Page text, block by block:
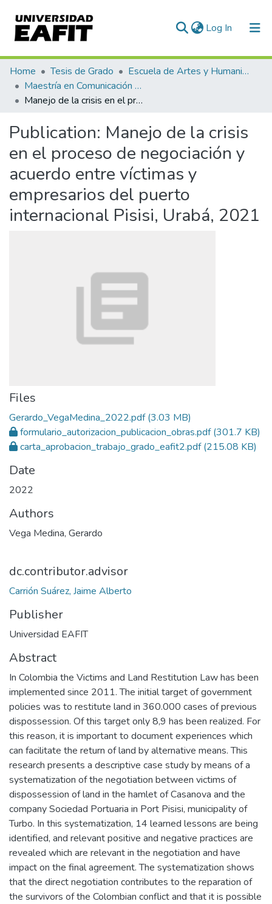
Log In (current)
Communities & Collections
All of DSpace
Home Tesis de Grado
Escuela de Artes y Humanidades
Maestría en Comunicación Política (tesis)
Manejo de la crisis en el proceso de negociación y acuerdo entre víctimas y empresarios del puerto internacional Pisisi, Urabá, 2021
Publication: Manejo de la crisis
en el proceso de negociación y
acuerdo entre víctimas y
empresarios del puerto
internacional Pisisi, Urabá, 2021
Files
Gerardo_VegaMedina_2022.pdf(3.03 MB)
formulario_autorizacion_publicacion_obras.pdf(301.7 KB)
carta_aprobacion_trabajo_grado_eafit2.pdf(215.08 KB)
Date
2022
Authors
Vega Medina, Gerardo
dc.contributor.advisor
Carrión Suárez, Jaime Alberto
Publisher
Universidad EAFIT
Abstract
In Colombia the Victims and Land Restitution Law has been
implemented since 2011. The initial target of government
policies was to restitute land in 360.000 cases of previous
dispossession. Of this target only 8,9 has been realized. For
this reason, it is important to document experiences which
can facilitate the return of land by alternative means. This
research presents a descriptive case study by means of a
systematization of the negotiation between victims of
dispossession of land in the hamlet of Casanova and the
company Sociedad Portuaria in Port Pisisi, municipality of
Turbo. In this systematization, 14 learned lessons are being
identified, and relevant positive and negative practices are
revealed which are relevant in the negotiation and have
impact on the final agreement. The systematization shows
that the direct negotiation contributes to the reparation of
the survivors of the Colombian conflict and that it is possible